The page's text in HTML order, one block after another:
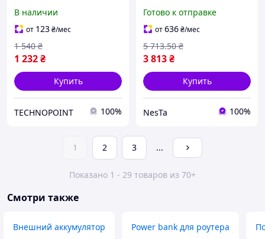
зарядкой 22.5W (LED-
дисплей 20000mAh 74Wh
4 выхода 2 входа черный
корпус)
В наличии
от 123₴/мес
1 232₴
1 540 ₴
Купить
TECHNOPOINT 100%
Nes22/Q
Готово к отправке
от636₴/мес
3 813₴
5 713.50 ₴
Купить
NesTa 100%
1 2 3 ...
Показано 1 - 29 товаров из 70+
Смотри также
Внешний аккумулятор Power bank для роутера